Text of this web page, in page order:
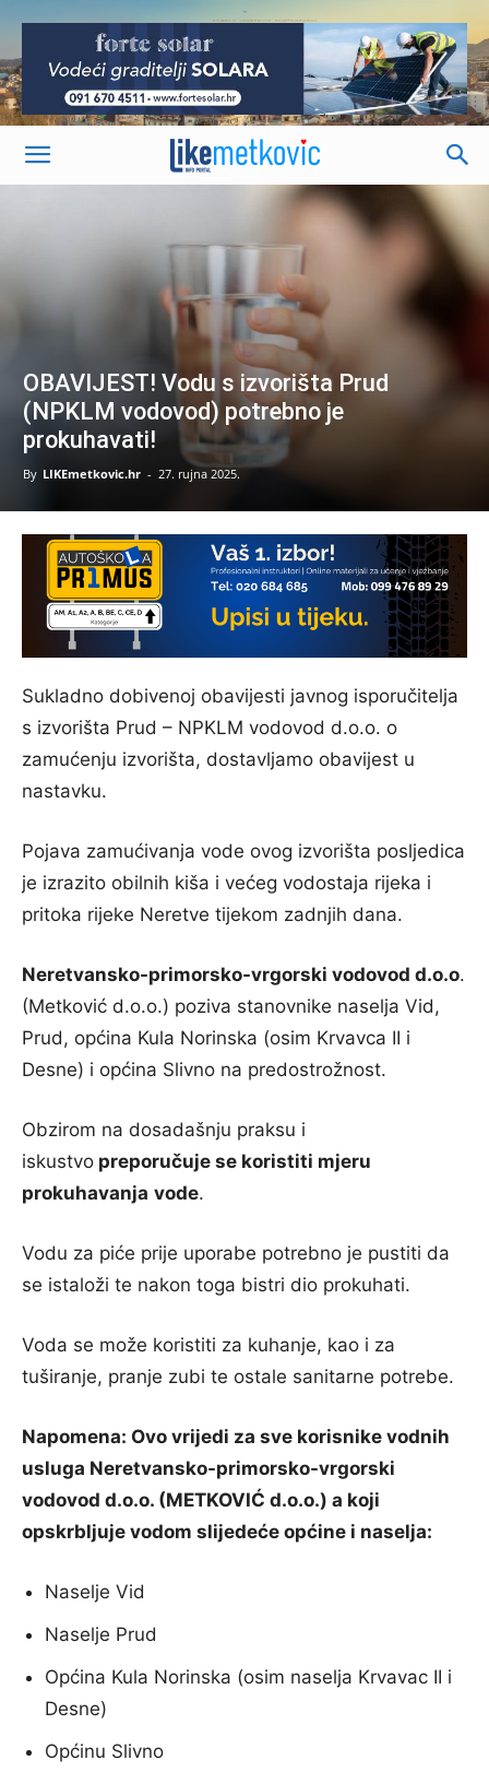
-
OBAVIJEST! Vodu s izvorišta Prud
(NPKLM vodovod) potrebno je
prokuhavati!
By LIKEmetkovic.hr - 27. rujna 2025.
Sukladno dobivenoj obavijesti javnog isporučitelja
s izvorišta Prud – NPKLM vodovod d.o.o. o
zamućenju izvorišta, dostavljamo obavijest u
nastavku.
Pojava zamućivanja vode ovog izvorišta posljedica
je izrazito obilnih kiša i većeg vodostaja rijeka i
pritoka rijeke Neretve tijekom zadnjih dana.
Neretvansko-primorsko-vrgorski vodovod d.o.o.
(Metković d.o.o.) poziva stanovnike naselja Vid,
Prud, općina Kula Norinska (osim Krvavca II i
Desne) i općina Slivno na predostrožnost.
Obzirom na dosadašnju praksu i
iskustvo preporučuje se koristiti mjeru
prokuhavanja vode.
Vodu za piće prije uporabe potrebno je pustiti da
se istaloži te nakon toga bistri dio prokuhati.
Voda se može koristiti za kuhanje, kao i za
tuširanje, pranje zubi te ostale sanitarne potrebe.
Napomena: Ovo vrijedi za sve korisnike vodnih
usluga Neretvansko-primorsko-vrgorski
vodovod d.o.o. (METKOVIĆ d.o.o.) a koji
opskrbljuje vodom slijedeće općine i naselja:
Naselje Vid
Naselje Prud
Općina Kula Norinska (osim naselja Krvavac II i
Desne)
Općinu Slivno